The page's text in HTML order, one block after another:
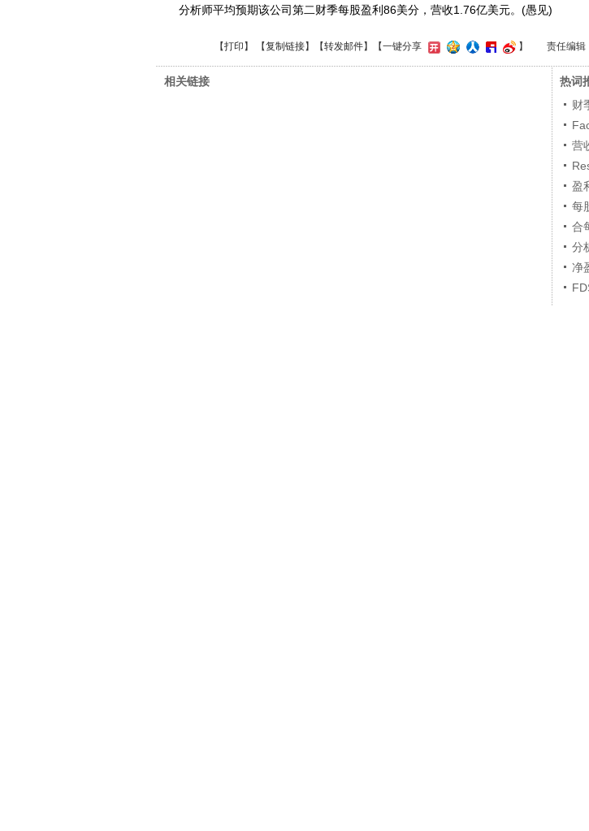
分析师平均预期该公司第二财季每股盈利86美分，营收1.76亿美元。(愚见)
【打印 】 【复制链接】【转发邮件】 【一键分享 】 责任编辑
相关链接
热词
财
营
盈
每
合
分
净